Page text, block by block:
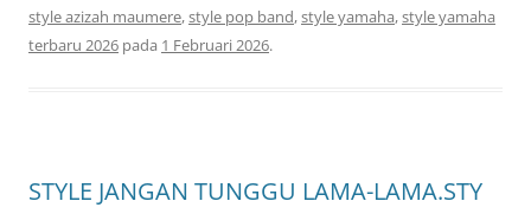
style azizah maumere,style pop band,style yamaha,style yamaha
terbaru 2026 pada 1 Februari 2026.
STYLE JANGAN TUNGGU LAMA-LAMA.STY